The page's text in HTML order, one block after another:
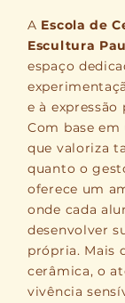
A Escola de
Escultura
espaço
e à
Com base
que valoriza
quanto o
oferece um
onde cada
desenvolver
própria. Mais
cerâmica, o
vivência